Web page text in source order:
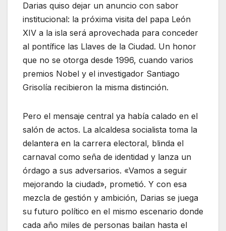
Darias quiso dejar un anuncio con sabor
institucional: la próxima visita del papa León
XIV a la isla será aprovechada para conceder
al pontífice las Llaves de la Ciudad. Un honor
que no se otorga desde 1996, cuando varios
premios Nobel y el investigador Santiago
Grisolía recibieron la misma distinción.
Pero el mensaje central ya había calado en el
salón de actos. La alcaldesa socialista toma la
delantera en la carrera electoral, blinda el
carnaval como seña de identidad y lanza un
órdago a sus adversarios. «Vamos a seguir
mejorando la ciudad», prometió. Y con esa
mezcla de gestión y ambición, Darias se juega
su futuro político en el mismo escenario donde
cada año miles de personas bailan hasta el